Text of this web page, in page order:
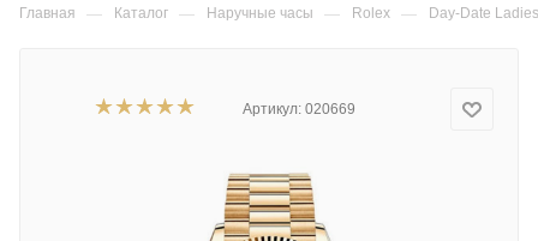
Главная — Каталог — Наручные часы — Rolex — Day-Date Ladies
Артикул: 020669